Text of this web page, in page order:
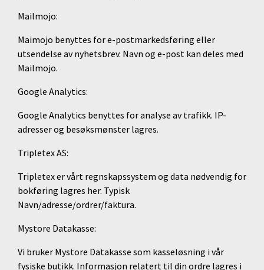
Mailmojo:
Maimojo benyttes for e-postmarkedsføring eller
utsendelse av nyhetsbrev. Navn og e-post kan deles med
Mailmojo.
Google Analytics:
Google Analytics benyttes for analyse av trafikk. IP-
adresser og besøksmønster lagres.
Tripletex AS:
Tripletex er vårt regnskapssystem og data nødvendig for
bokføring lagres her. Typisk
Navn/adresse/ordrer/faktura.
Mystore Datakasse:
Vi bruker Mystore Datakasse som kasseløsning i vår
fysiske butikk. Informasjon relatert til din ordre lagres i